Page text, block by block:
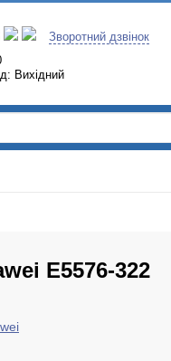
Зворотний дзвінок
Вихідний
E5576-322